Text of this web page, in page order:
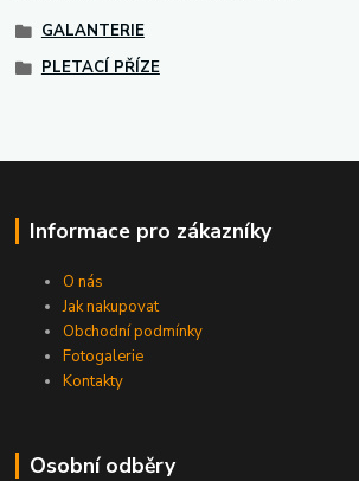
GALANTERIE
PLETACÍ PŘÍZE
Informace pro zákazníky
O nás
Jak nakupovat
Obchodní podmínky
Fotogalerie
Kontakty
Osobní odběry